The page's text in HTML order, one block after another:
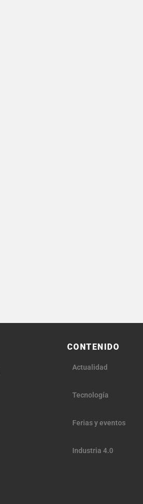
CONTENIDO
Actualidad
Tecnología
Ferias y eventos
Industria 4.0